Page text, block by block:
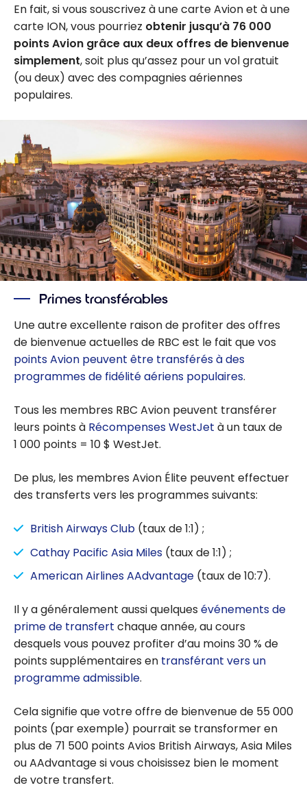
En fait, si vous souscrivez à une carte Avion et à une
carte ION, vous pourriez obtenir jusqu’à 76 000
points Avion grâce aux deux offres de bienvenue
simplement, soit plus qu’assez pour un vol gratuit
(ou deux) avec des compagnies aériennes
populaires.
Primes transférables
Une autre excellente raison de profiter des offres
de bienvenue actuelles de RBC est le fait que vos
points Avion peuvent être transférés à des
programmes de fidélité aériens populaires.
Tous les membres RBC Avion peuvent transférer
leurs points à Récompenses WestJet à un taux de
1 000 points = 10 $ WestJet.
De plus, les membres Avion Élite peuvent effectuer
des transferts vers les programmes suivants:
British Airways Club (taux de 1:1) ;
Cathay Pacific Asia Miles (taux de 1:1) ;
American Airlines AAdvantage (taux de 10:7).
Il y a généralement aussi quelques événements de
prime de transfert chaque année, au cours
desquels vous pouvez profiter d’au moins 30 % de
points supplémentaires en transférant vers un
programme admissible.
Cela signifie que votre offre de bienvenue de 55 000
points (par exemple) pourrait se transformer en
plus de 71 500 points Avios British Airways, Asia Miles
ou AAdvantage si vous choisissez bien le moment
de votre transfert.